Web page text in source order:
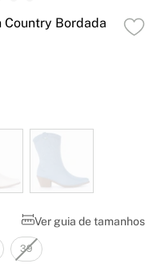
Country Bordada
Ver guia de tamanhos
39